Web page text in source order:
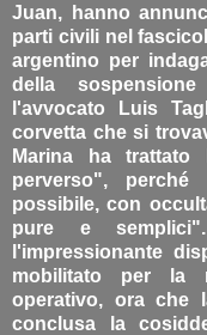
Juan, hanno
parti civili nel
argentino per
della
l'avvocato Luis
corvetta che si
Marina ha
perverso",
possibile, con
pure e
l'impressionante
mobilitato per la
operativo, ora che
conclusa la